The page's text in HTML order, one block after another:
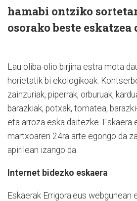
hamabi ontziko
osorako beste eskatzea
Lau oliba-olio birjina estra mota
horietatik bi ekologikoak.
zainzuriak, piperrak, orburuak,
barazkiak, potxak, tomatea,
eta arroza eska daitezke. Eskaera
martxoaren 24ra arte egongo da
apirilean izango da.
Internet bidezko eskaera
Eskaerak Errigora.eus webgunean